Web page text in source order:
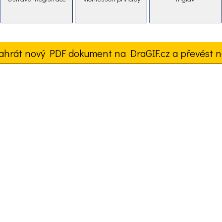
nový PDF dokument na DraGIF.cz a převést